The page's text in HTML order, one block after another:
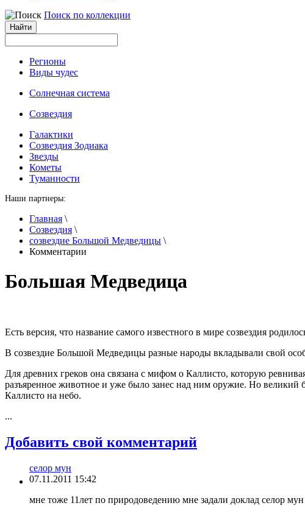
Поиск по коллекции
Регионы
Виды чудес
Солнечная система
Созвездия
Галактики
Созвездия Зодиака
Звезды
Кометы
Туманности
Наши партнеры:
Главная \
Созвездия \
созвездие Большой Медведицы \
Комментарии
Большая Медведица
Есть версия, что название самого известного в мире созвездия
В созвездие Большой Медведицы разные народы вкладывали свой
Для древних греков она связана с мифом о Каллисто, которую
разъяренное животное и уже было занес над ним оружие. Но
Каллисто на небо.
...
Добавить свой комментарий
селор мун
07.11.2011 15:42
мне тоже 11лет по природоведению мне задали доклад селор мун